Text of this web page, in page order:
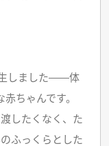
生しました——体
ちゃんです。
したくなく、た
ふっくらとした